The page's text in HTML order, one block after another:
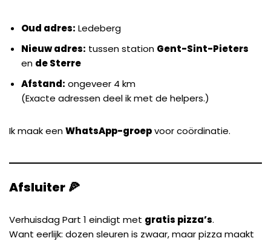
Oud adres: Ledeberg
Nieuw adres: tussen station Gent-Sint-Pieters
en de Sterre
Afstand: ongeveer 4 km
(Exacte adressen deel ik met de helpers.)
Ik maak eenWhatsApp-groepvoor coördinatie.
Afsluiter 🍕
Verhuisdag Part 1 eindigt met gratis pizza’s.
Want eerlijk: dozen sleuren is zwaar, maar pizza maakt